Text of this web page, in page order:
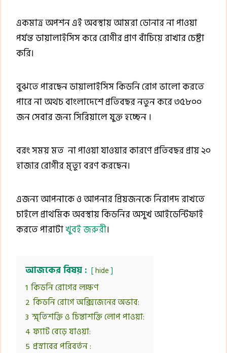
একমাত্র অপশন এই অবস্থায় আমরা ডোনার না পাওয়া
পর্যন্ত ডায়ালাইসিস করে রোগীর প্রাণ বাঁচিয়ে রাখার চেষ্টা
করি।
বুঝতে পারছেন ডায়ালাইসিস কিডনি রোগ ভালো করতে
পারে না অথচ বাংলাদেশে প্রতিবছর নতুন করে ৩৫৮০০
জন সেবার জন্য সিরিয়ালে যুক্ত হচ্ছেন ।
বরং সময় মত না পাওয়া যাওয়ার কারণে প্রতিবছর প্রায় ২০
হাজার রোগীর মৃত্যু বরণ করছেন।
এজন্য আপনাকে ও আপনার প্রিয়জনকে নিরাপদ রাখতে
চাইলে প্রাথমিক অবস্থায় কিডনির অসুখ আইডেন্টিফাই
করতে পারাটাখুবই জরুরী।
আজকের বিষয় : hide
1 কিডনি রোগের লক্ষণ
2 কিডনি রোগে অক্সিজেনের অভাব:
3 স্মৃতিশক্তি ও চিন্তাশক্তি লোপ পাওয়া:
4 ফ্যাট বেড়ে যাওয়া:
5 প্রস্রাবের পরিবর্তন :